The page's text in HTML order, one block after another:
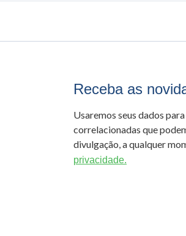
Receba as
Usaremos seus dados
correlacionadas que
divulgação, a qualquer
privacidade.